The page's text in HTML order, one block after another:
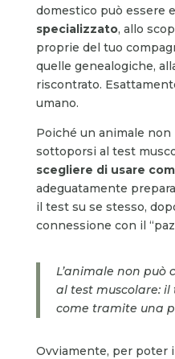
domestico può essere
specializzato, allo
proprie del tuo
quelle genealogiche,
riscontrato.
umano.
Poiché un animale
sottoporsi al test
scegliere di usare
adeguatamente
il test su se stesso,
connessione con il
L’animale non può
al test muscolare:
come tramite una
Ovviamente, per poter